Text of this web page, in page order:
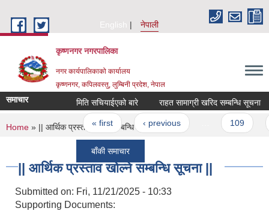
English
नेपाली
कृष्णनगर नगरपालिका
नगर कार्यपालिकाको कार्यालय
कृष्णनगर, कपिलवस्तु, लुम्बिनी प्रदेश, नेपाल
समाचार मिति सचियाईएको बारे राहत सामाग्री खरिद सम्बन्धि सूचना
Pages
« first ‹ previous 109
बाँकी समाचार
You are here
Home » || आर्थिक प्रस्ताव खोल्ने सम्बन्धि सूचना ||
|| आर्थिक प्रस्ताव खोल्ने सम्बन्धि सूचना ||
Submitted on: Fri, 11/21/2025 - 10:33
Supporting Documents: